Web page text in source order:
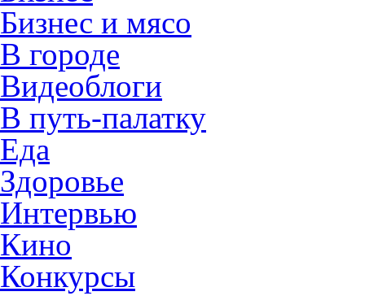
Бизнес и мясо
В городе
Видеоблоги
В путь-палатку
Еда
Здоровье
Интервью
Кино
Конкурсы